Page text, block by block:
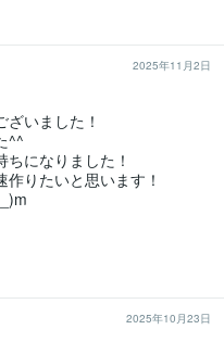
2025年11月2日
いました！
^^
になりました！
りたいと思います！
2025年10月23日